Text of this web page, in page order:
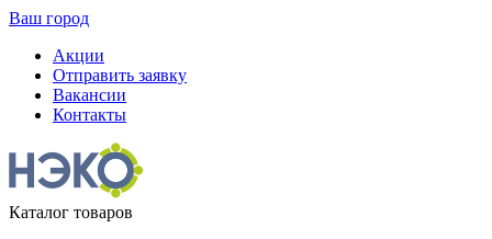
Ваш город
Акции
Отправить заявку
Вакансии
Контакты
Каталог товаров